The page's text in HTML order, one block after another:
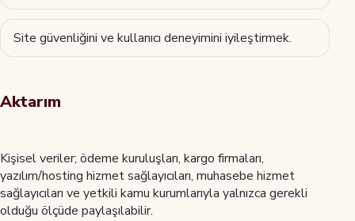
Site güvenliğini ve kullanıcı deneyimini iyileştirmek.
Aktarım
Kişisel veriler; ödeme kuruluşları, kargo firmaları,
yazılım/hosting hizmet sağlayıcıları, muhasebe hizmet
sağlayıcıları ve yetkili kamu kurumlarıyla yalnızca gerekli
olduğu ölçüde paylaşılabilir.